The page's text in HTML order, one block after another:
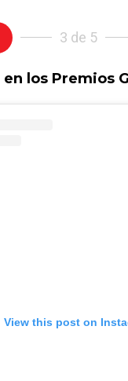
3 de 5
en los Premios
View this post on